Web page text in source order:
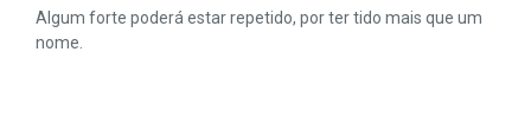
Algum forte poderá estar repetido, por ter tido mais que um
nome.